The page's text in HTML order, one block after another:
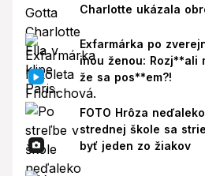
Charlotte ukázala
Exfarmárka po
inou ženou: Rozj**ali
že sa pos**em?!
FOTO Hrôza
strednej škole sa
byť jeden zo žiakov